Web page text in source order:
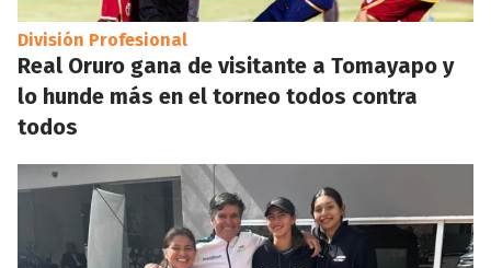
División Profesional
Real Oruro gana de visitante a Tomayapo y
lo hunde más en el torneo todos contra
todos